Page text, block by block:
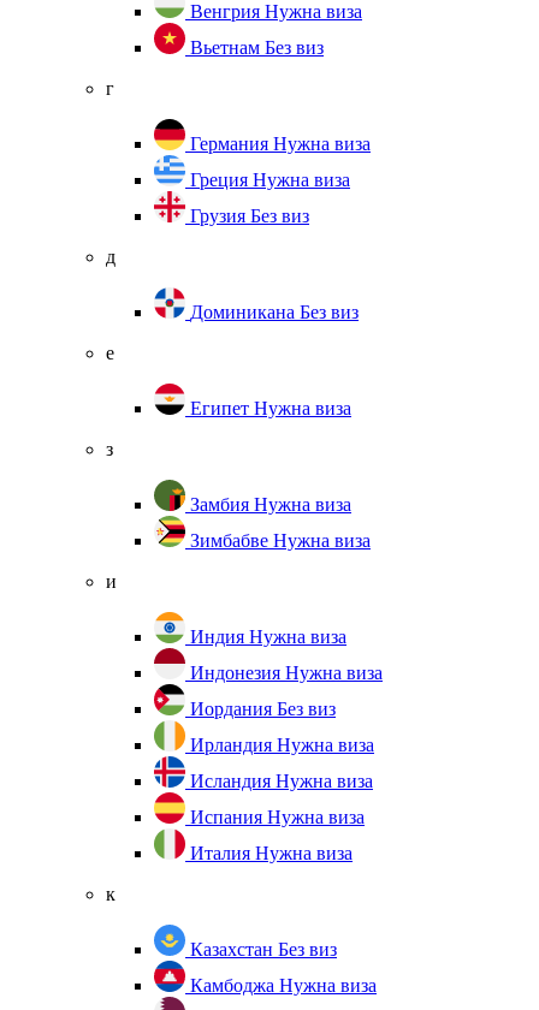
Венгрия Нужна виза
Вьетнам Без виз
г
Германия Нужна виза
Греция Нужна виза
Грузия Без виз
д
Доминикана Без виз
е
Египет Нужна виза
з
Замбия Нужна виза
Зимбабве Нужна виза
и
Индия Нужна виза
Индонезия Нужна виза
Иордания Без виз
Ирландия Нужна виза
Исландия Нужна виза
Испания Нужна виза
Италия Нужна виза
к
Казахстан Без виз
Камбоджа Нужна виза